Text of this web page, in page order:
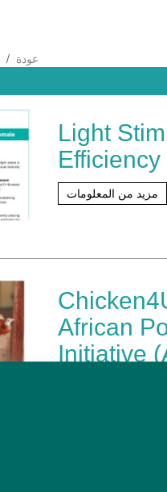
عودة /
Light
مزيد من المعلومات
African
Initiative